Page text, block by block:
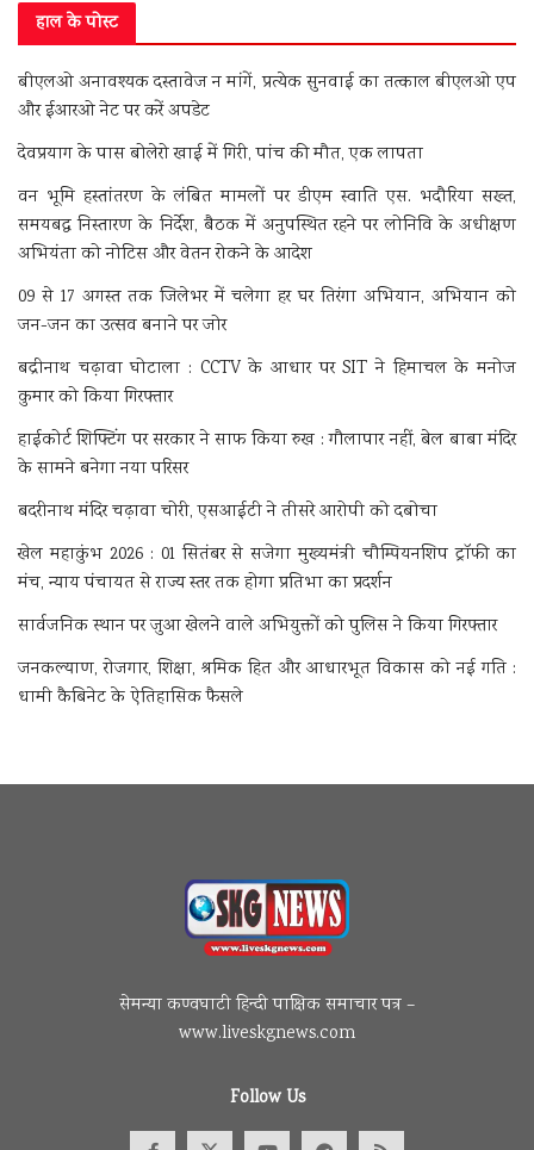
हाल के पोस्ट
बीएलओ अनावश्यक दस्तावेज न मांगें, प्रत्येक सुनवाई का तत्काल बीएलओ एप
और ईआरओ नेट पर करें अपडेट
देवप्रयाग के पास बोलेरो खाई में गिरी, पांच की मौत, एक लापता
वन भूमि हस्तांतरण के लंबित मामलों पर डीएम स्वाति एस. भदौरिया सख्त,
समयबद्ध निस्तारण के निर्देश, बैठक में अनुपस्थित रहने पर लोनिवि के अधीक्षण
अभियंता को नोटिस और वेतन रोकने के आदेश
09 से 17 अगस्त तक जिलेभर में चलेगा हर घर तिरंगा अभियान, अभियान को
जन-जन का उत्सव बनाने पर जोर
बद्रीनाथ चढ़ावा घोटाला : CCTV के आधार पर SIT ने हिमाचल के मनोज
कुमार को किया गिरफ्तार
हाईकोर्ट शिफ्टिंग पर सरकार ने साफ किया रुख : गौलापार नहीं, बेल बाबा मंदिर
के सामने बनेगा नया परिसर
बदरीनाथ मंदिर चढ़ावा चोरी, एसआईटी ने तीसरे आरोपी को दबोचा
खेल महाकुंभ 2026 : 01 सितंबर से सजेगा मुख्यमंत्री चौम्पियनशिप ट्रॉफी का
मंच, न्याय पंचायत से राज्य स्तर तक होगा प्रतिभा का प्रदर्शन
सार्वजनिक स्थान पर जुआ खेलने वाले अभियुक्तों को पुलिस ने किया गिरफ्तार
जनकल्याण, रोजगार, शिक्षा, श्रमिक हित और आधारभूत विकास को नई गति :
धामी कैबिनेट के ऐतिहासिक फैसले
सेमन्या कण्वघाटी हिन्दी पाक्षिक समाचार पत्र –
www.liveskgnews.com
Follow Us